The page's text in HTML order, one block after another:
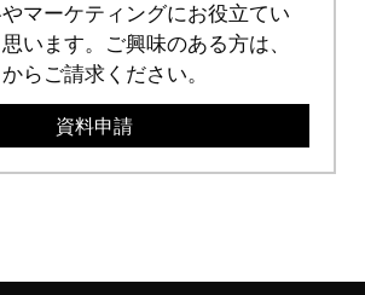
マーケティングにお役立てい
います。ご興味のある方は、
らご請求ください。
資料申請